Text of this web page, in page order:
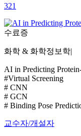
321
수료증
화학 & 화학정보학|
AI in Predicting
#Virtual Screening
# CNN
# GCN
# Binding Pose
교수자/개설자